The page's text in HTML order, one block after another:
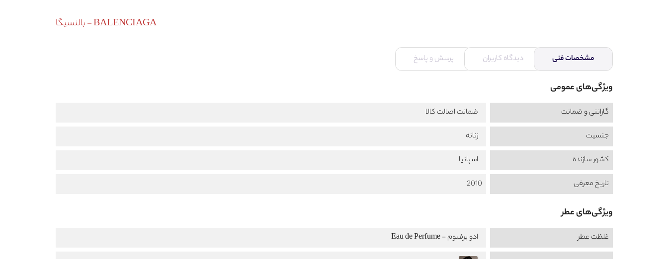
BALENCIAGA - بالنسیگا
مشخصات فنی دیدگاه کاربران پرسش و پاسخ
ویژگی‌های عمومی
گارانتی و ضمانت
ضمانت اصالت کالا
جنسیت
زنانه
کشور سازنده
اسپانیا
تاریخ معرفی
2010
ویژگی‌های عطر
غلظت عطر ادو پرفیوم - Eau de Perfume